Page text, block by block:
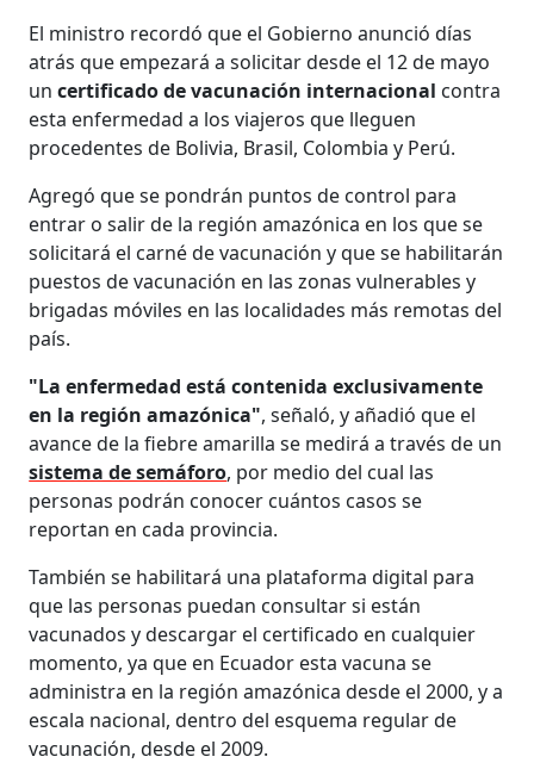
El ministro recordó que el Gobierno anunció días
atrás que empezará a solicitar desde el 12 de mayo
uncertificado de vacunación internacional contra
esta enfermedad a los viajeros que lleguen
procedentes de Bolivia, Brasil, Colombia y Perú.
Agregó que se pondrán puntos de control para
entrar o salir de la región amazónica en los que se
solicitará el carné de vacunación y que se habilitarán
puestos de vacunación en las zonas vulnerables y
brigadas móviles en las localidades más remotas del
país.
"La enfermedad está contenida exclusivamente
en la región amazónica", señaló, y añadió que el
avance de la fiebre amarilla se medirá a través de un
sistema de semáforo, por medio del cual las
personas podrán conocer cuántos casos se
reportan en cada provincia.
También se habilitará una plataforma digital para
que las personas puedan consultar si están
vacunados y descargar el certificado en cualquier
momento, ya que en Ecuador esta vacuna se
administra en la región amazónica desde el 2000, y a
escala nacional, dentro del esquema regular de
vacunación, desde el 2009.